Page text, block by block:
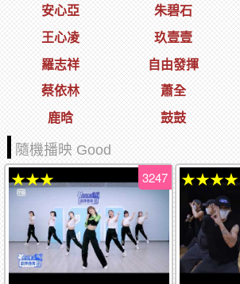
安心亞
朱碧石
王心凌
玖壹壹
羅志祥
自由發揮
蔡依林
蕭全
鹿晗
鼓鼓
隨機播映 Good
3247
★★★ ★★★★